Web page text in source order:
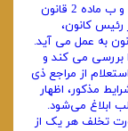
(اصلاحی 1402/4/11) - احراز شرایط موضوع بندهای الف و ب ماده 2 قانون
کانون،
به عمل می آید.
بررسی می کند و
از مراجع ذی
مذکور، اظهار
ابلاغ می‌شود.
در صورت تخلف هر یک از